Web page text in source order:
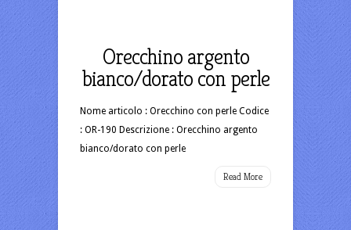
Orecchino argento
bianco/dorato con perle
Nome articolo : Orecchino con perle Codice
: OR-190 Descrizione : Orecchino argento
bianco/dorato con perle
Read More